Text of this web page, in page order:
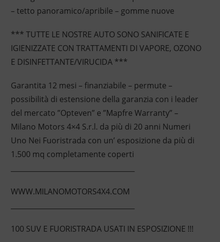
– tetto panoramico/apribile – gomme nuove
*** TUTTE LE NOSTRE AUTO SONO SANIFICATE E
IGIENIZZATE CON TRATTAMENTI DI VAPORE, OZONO
E DISINFETTANTE/VIRUCIDA ***
Garantita 12 mesi – finanziabile – permute –
possibilità di estensione della garanzia con i leader
del mercato ”Opteven” e ”Mapfre Warranty” –
Milano Motors 4×4 S.r.l. da più di 20 anni Numeri
Uno Nei Fuoristrada con un’ esposizione da più di
1.500 mq completamente coperti
WWW.MILANOMOTORS4X4.COM
100 SUV E FUORISTRADA USATI IN ESPOSIZIONE !!!